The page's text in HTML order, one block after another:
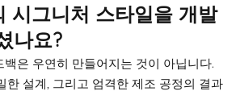
시그니처 스타일을 개발
나요?
은 우연히 만들어지는 것이 아닙니다.
한 설계, 그리고 엄격한 제조 공정의 결과